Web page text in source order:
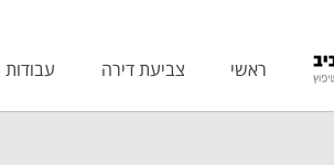
ראשי צביעת דירה